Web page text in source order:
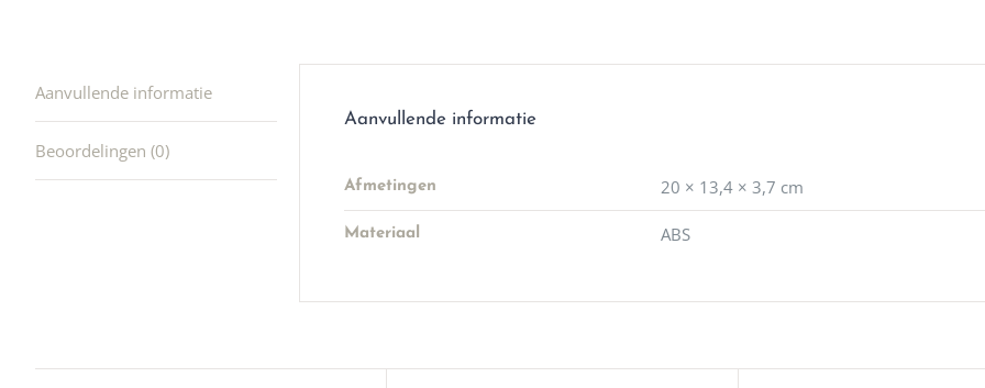
Aanvullende informatie
Beoordelingen (0)
Aanvullende informatie
Afmetingen 20 × 13,4 × 3,7 cm
Materiaal ABS